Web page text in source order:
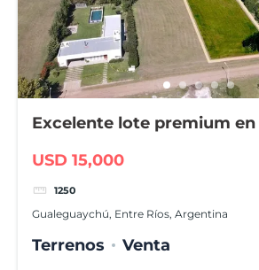
Excelente lote premium en
USD 15,000
1250
Gualeguaychú, Entre Ríos, Argentina
Terrenos Venta